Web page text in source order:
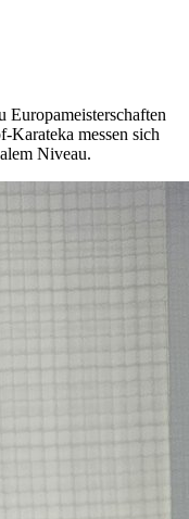
Europameisterschaften
Karateka messen sich
Niveau.